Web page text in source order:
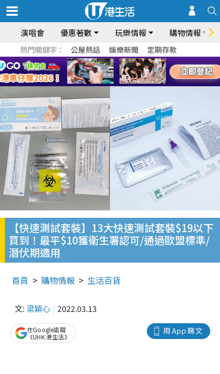
演唱會 優惠著數 玩樂情報 購物情報
熱門關鍵字： 公屋熱話 娛樂新聞 定期存款
【快速測試套裝】13大快速測試套裝$19以下
買到！最平$10獲衛生署認可/通過歐盟標準/
潛伏期適用
首頁 購物情報 生活百貨
文: 梁穎心 2022.03.13
用 App 睇文
在Google追蹤
《UHK 港生活》